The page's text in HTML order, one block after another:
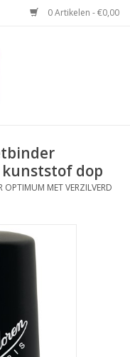
0 Artikelen - €0,00
dop
OPTIMUM MET VERZILVERD